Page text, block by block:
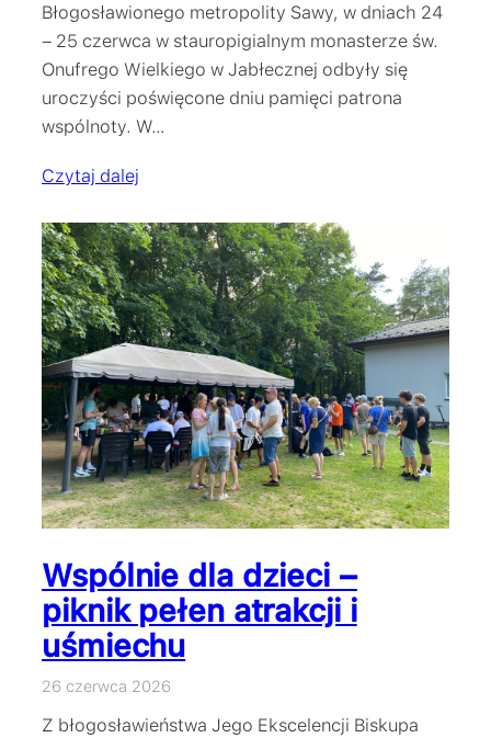
Błogosławionego metropolity Sawy, w dniach 24
– 25 czerwca w stauropigialnym monasterze św.
Onufrego Wielkiego w Jabłecznej odbyły się
uroczyści poświęcone dniu pamięci patrona
wspólnoty. W…
Czytaj dalej
Wspólnie dla dzieci –
piknik pełen atrakcji i
uśmiechu
26 czerwca 2026
Z błogosławieństwa Jego Ekscelencji Biskupa